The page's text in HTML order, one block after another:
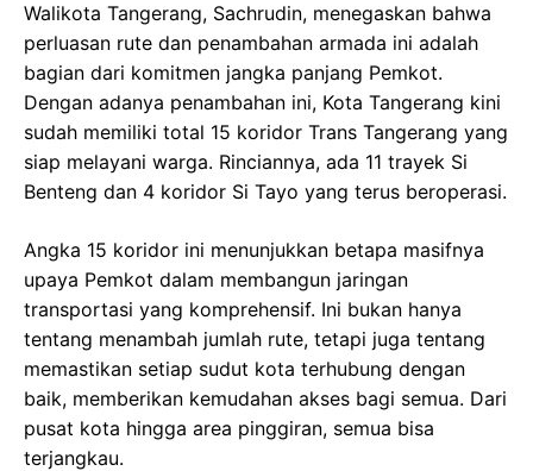
Walikota Tangerang, Sachrudin, menegaskan bahwa
perluasan rute dan penambahan armada ini adalah
bagian dari komitmen jangka panjang Pemkot.
Dengan adanya penambahan ini, Kota Tangerang kini
sudah memiliki total 15 koridor Trans Tangerang yang
siap melayani warga. Rinciannya, ada 11 trayek Si
Benteng dan 4 koridor Si Tayo yang terus beroperasi.
Angka 15 koridor ini menunjukkan betapa masifnya
upaya Pemkot dalam membangun jaringan
transportasi yang komprehensif. Ini bukan hanya
tentang menambah jumlah rute, tetapi juga tentang
memastikan setiap sudut kota terhubung dengan
baik, memberikan kemudahan akses bagi semua. Dari
pusat kota hingga area pinggiran, semua bisa
terjangkau.